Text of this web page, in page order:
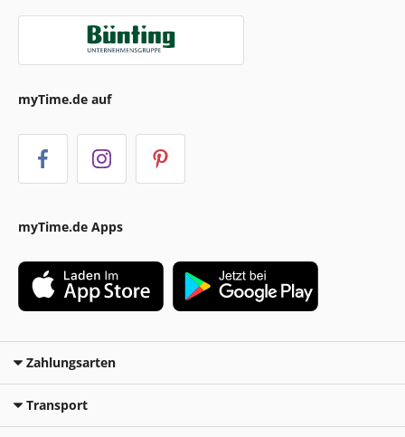
myTime.de auf
myTime.de Apps
Zahlungsarten
Transport